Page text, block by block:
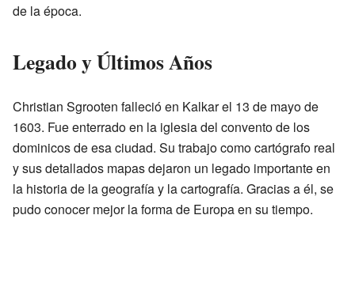
de la época.
Legado y Últimos Años
Christian Sgrooten falleció en Kalkar el 13 de mayo de
1603. Fue enterrado en la iglesia del convento de los
dominicos de esa ciudad. Su trabajo como cartógrafo real
y sus detallados mapas dejaron un legado importante en
la historia de la geografía y la cartografía. Gracias a él, se
pudo conocer mejor la forma de Europa en su tiempo.